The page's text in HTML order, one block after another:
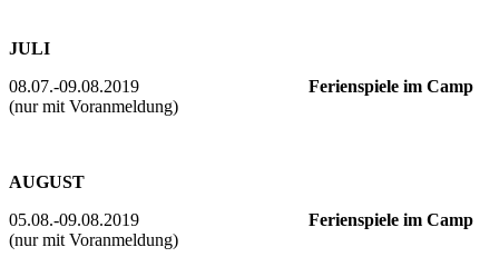
JULI
08.07.-09.08.2019 Ferienspiele im Camp
(nur mit Voranmeldung)
AUGUST
05.08.-09.08.2019 Ferienspiele im Camp
(nur mit Voranmeldung)